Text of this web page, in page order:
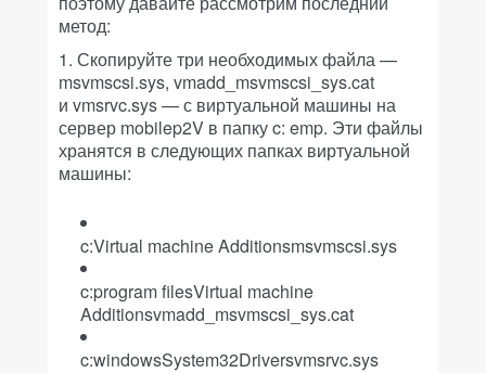
метод:
1. Скопируйте три необходимых файла —
msvmscsi.sys, vmadd_msvmscsi_sys.cat
и vmsrvc.sys — с виртуальной машины на
сервер mobilep2V в папку c: emp. Эти файлы
хранятся в следующих папках виртуальной
машины:
c:Virtual machine Additionsmsvmscsi.sys
c:program filesVirtual machine
Additionsvmadd_msvmscsi_sys.cat
c:windowsSystem32Driversvmsrvc.sys